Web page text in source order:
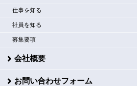
仕事を知る
社員を知る
募集要項
会社概要
お問い合わせフォーム